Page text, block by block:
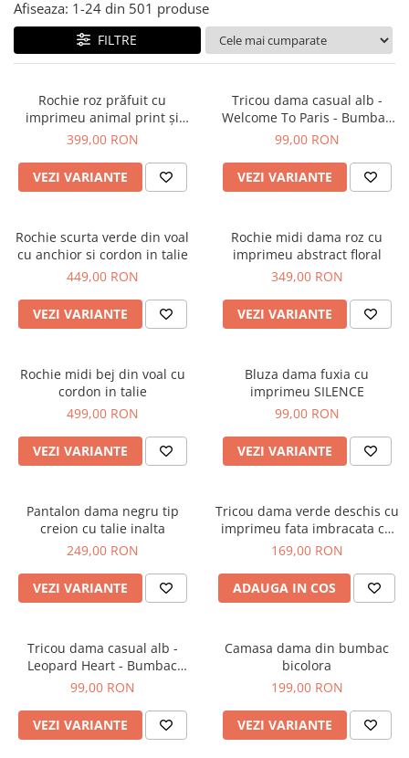
Tricouri si topuri
Rochii de eveniment
Afiseaza: 1-24 din 501 produse
FILTRE
Rochie roz prăfuit cu
imprimeu animal print și
curea
399,00 RON
VEZI VARIANTE
Tricou dama casual alb -
Welcome To Paris - Bumbac
Organic
99,00 RON
VEZI VARIANTE
Rochie scurta verde din voal
cu anchior si cordon in talie
449,00 RON
VEZI VARIANTE
Rochie midi dama roz cu
imprimeu abstract floral
349,00 RON
VEZI VARIANTE
Rochie midi bej din voal cu
cordon in talie
499,00 RON
VEZI VARIANTE
Bluza dama fuxia cu
imprimeu SILENCE
99,00 RON
VEZI VARIANTE
Pantalon dama negru tip
creion cu talie inalta
249,00 RON
VEZI VARIANTE
Tricou dama verde deschis cu
imprimeu fata imbracata cu
alb si inghetata in mana
169,00 RON
ADAUGA IN COS
Tricou dama casual alb -
Leopard Heart - Bumbac
Organic
99,00 RON
VEZI VARIANTE
Camasa dama din bumbac
bicolora
199,00 RON
VEZI VARIANTE